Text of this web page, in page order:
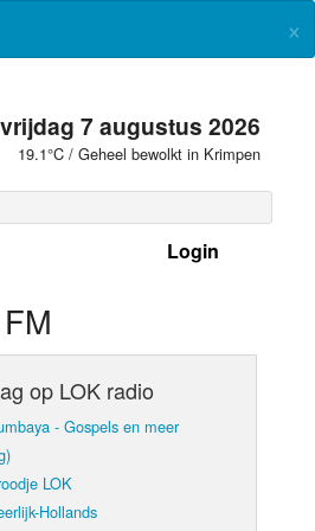
×
vrijdag 7 augustus 2026
19.1°C / Geheel bewolkt in Krimpen
Login
op LOK radio
- Gospels en meer
LOK
Hollands